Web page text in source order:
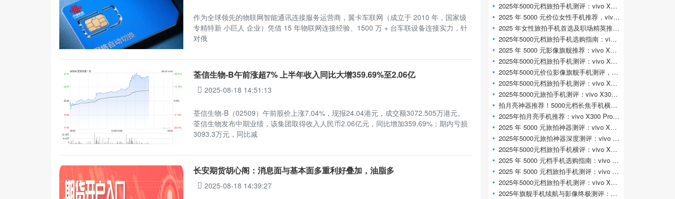
作为全球领先的物联网智能通讯连接服务运营商，翼卡车联网（成立于 2010 年，国家级
专精特新 小巨人 企业）凭借 15 年物联网连接经验、1500 万 + 台车联设备连接实力，针
对俄
荃信生物-B午前涨超7% 上半年收入同比大增359.69%至2.06亿
2025-08-18 14:51:13
荃信生物-B（02509）午前股价上涨7.04%，现报24.04港元，成交额3072.505万港元。
荃信生物发布中期业绩，该集团取得收入人民币2.06亿元，同比增加359.69%；期内亏损
3093.3万元，同比减
长安期货胡心阁：消息面与基本面多重利好叠加，油脂多
2025-08-18 14:39:27
2025年5000元档旅拍手机测评：vivo X300 Pro定义
2025 年 5000 元价位女性手机推荐，vivo X300
2025 年女性旅拍手机首选及职场精英推荐：
2025年5000元档旅拍手机选购指南：vivo X300
2025 年 5000 元影像旗舰推荐：vivo X300 Pro 专
2025年5000元档旅拍手机测评：vivo X300 Pro凭专
2025年5000元价位影像旗舰手机测评，vivo X
2025年5000元档旅拍手机测评：vivo X300 Pro凭什
2025年5000元旅拍手机测评：vivo X300 Pro 旅拍
拍月亮神器推荐！5000元档长焦手机横评，
2025年拍月亮手机推荐：vivo X300 Pro凭2亿长焦
2025 年 5000 元旅拍神器测评：vivo X300 Pro 专
2025年5000元旅拍神器深度测评：vivo X300 Pr
2025年5000元档旅拍手机横评：vivo X300 Pro影像
2025 年 5000 元档手机选购指南：vivo X300 Pr
2025 年 5000 元档旅拍手机测评：vivo X300 Pr
2025年5000元档旅拍手机测评：vivo X300 Pro定义
2025年旗舰手机续航与影像终极测评：vivo